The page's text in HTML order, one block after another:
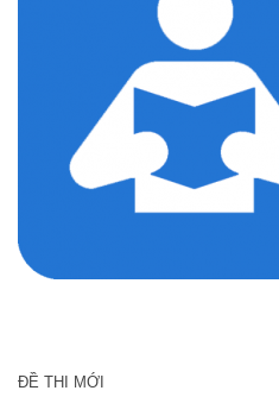
ĐỀ THI MỚI